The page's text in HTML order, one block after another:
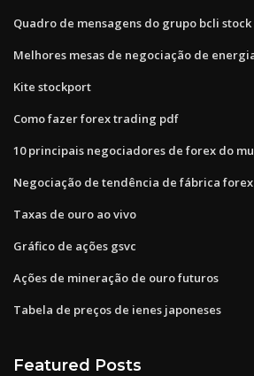
Quadro de mensagens do grupo bcli stock
Melhores mesas de negociação de
Kite stockport
Como fazer forex trading pdf
10 principais negociadores de forex do
Negociação de tendência de fábrica forex
Taxas de ouro ao vivo
Gráfico de ações gsvc
Ações de mineração de ouro futuros
Tabela de preços de ienes japoneses
Featured Posts